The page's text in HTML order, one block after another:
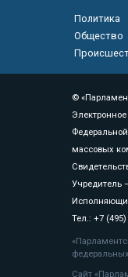
Политика
Общество
©
массовых
Учредитель
Тел.: +7
Сайт